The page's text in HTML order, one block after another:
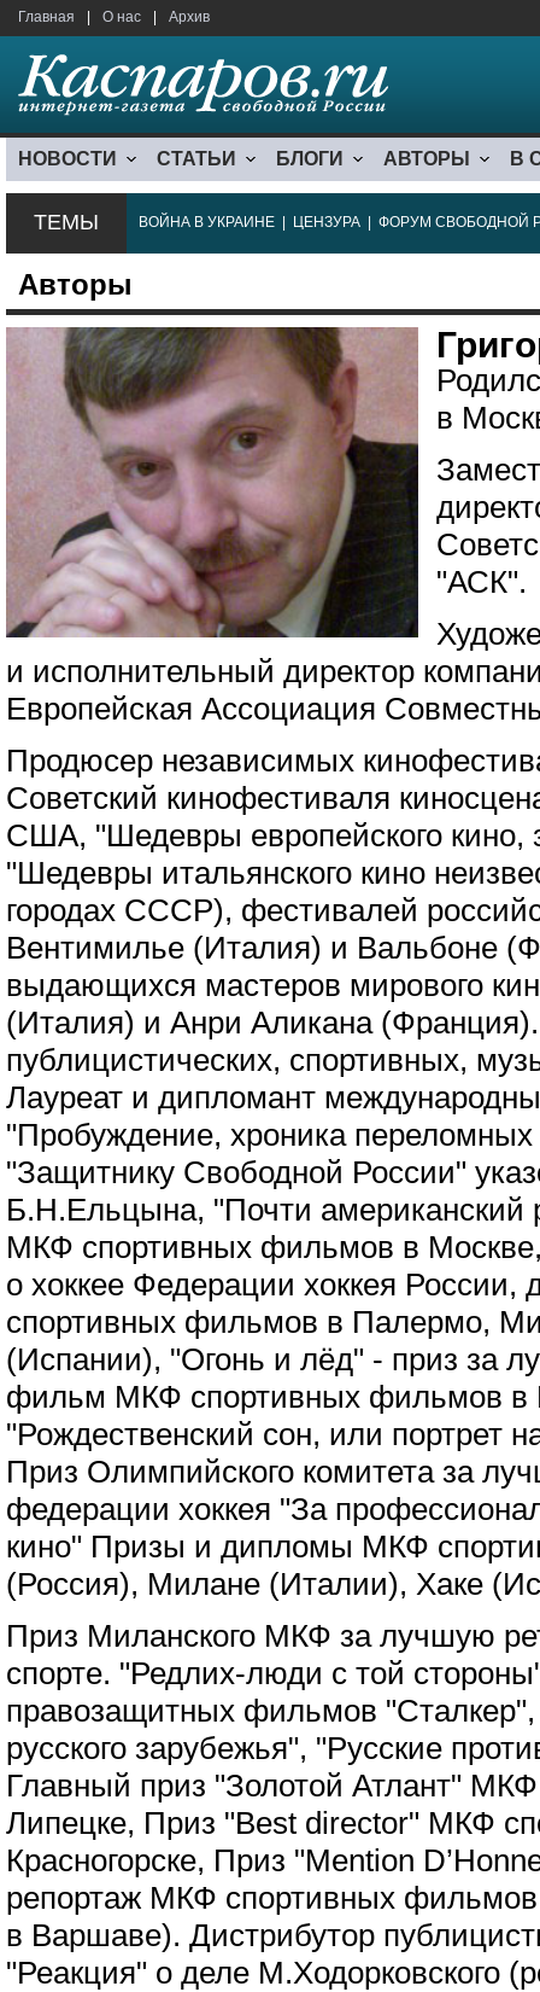
Главная О нас Архив
НОВОСТИ СТАТЬИ БЛОГИ АВТОРЫ В
ТЕМЫ ВОЙНА В УКРАИНЕ ЦЕНЗУРА ФОРУМ СВОБОДНОЙ
Авторы
в
"АСК".
и исполнительный директор
Европейская Ассоциация
Продюсер независимых
Советский кинофестиваля
США, "Шедевры европейского
"Шедевры итальянского кино
городах СССР), фестивалей
Вентимилье (Италия) и Вальбоне
выдающихся мастеров мирового
(Италия) и Анри Аликана
публицистических, спортивных,
Лауреат и дипломант
"Пробуждение, хроника
"Защитнику Свободной России"
Б.Н.Ельцына, "Почти американский
МКФ спортивных фильмов в
о хоккее Федерации хоккея
спортивных фильмов в Палермо,
(Испании), "Огонь и лёд" - приз за
фильм МКФ спортивных фильмов в
"Рождественский сон, или портрет
Приз Олимпийского комитета за
федерации хоккея "За
кино" Призы и дипломы МКФ
(Россия), Милане (Италии), Хаке
Приз Миланского МКФ за лучшую
спорте. "Редлих-люди с той
правозащитных фильмов
русского зарубежья", "Русские
Главный приз "Золотой Атлант"
Липецке, Приз "Best director" МКФ
Красногорске, Приз "Mention
репортаж МКФ спортивных
в Варшаве). Дистрибутор
"Реакция" о деле М.Ходорковского